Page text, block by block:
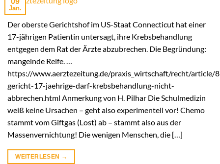
Jan.
Der oberste Gerichtshof im US-Staat Connecticut hat einer
17-jährigen Patientin untersagt, ihre Krebsbehandlung
entgegen dem Rat der Ärzte abzubrechen. Die Begründung:
mangelnde Reife. …
https://www.aerztezeitung.de/praxis_wirtschaft/recht/article/
gericht-17-jaehrige-darf-krebsbehandlung-nicht-
abbrechen.html Anmerkung von H. Pilhar Die Schulmedizin
weiß keine Ursachen – geht also experimentell vor! Chemo
stammt vom Giftgas (Lost) ab – stammt also aus der
Massenvernichtung! Die wenigen Menschen, die […]
WEITERLESEN →